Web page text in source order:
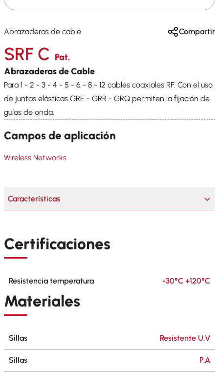
Abrazaderas de cable Compartir
SRF C Pat.
Abrazaderas de Cable
Para 1 - 2 - 3 - 4 - 5 - 6 - 8 - 12 cables coaxiales RF. Con el uso
de juntas elásticas GRE - GRR - GRQ permiten la fijación de
guías de onda.
Campos de aplicación
Wireless Networks
Características
Certificaciones
Resistencia temperatura -30°C +120°C
Materiales
Sillas Resistente U.V
Sillas P.A